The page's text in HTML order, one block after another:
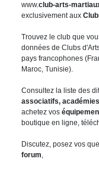
www.club-arts-
exclusivement aux
Trouvez le club que
données de Clubs
pays francophones
Maroc, Tunisie).
Consultez la liste des
associatifs,
achetez vos
boutique en ligne,
Discutez, posez vos
forum,